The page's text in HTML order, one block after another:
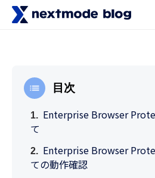
目次
Enterprise Browser
て
Enterprise Browser
ての動作確認